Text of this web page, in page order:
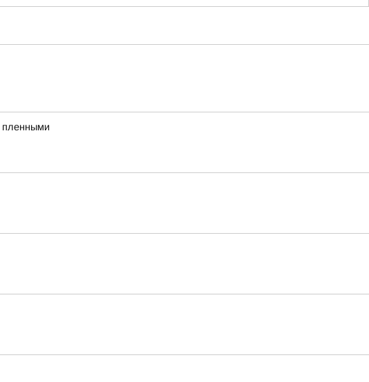
пленными